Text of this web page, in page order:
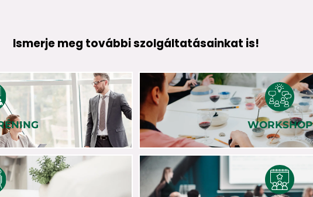
Ismerje meg további szolgáltatásainkat is!
WORKSHOP